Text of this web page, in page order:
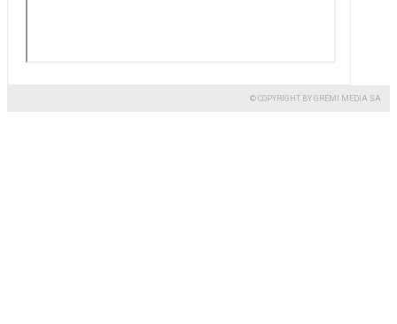
© COPYRIGHT BY GREMI MEDIA SA